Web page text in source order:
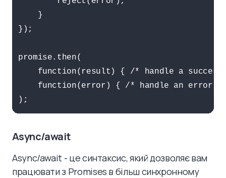
    }
});
promise.then(
function(result) { /* handle a
function(error) { /* handle an error
);
Async/await
Async/await - це синтаксис, який дозволяє вам
працювати з Promises в більш синхронному